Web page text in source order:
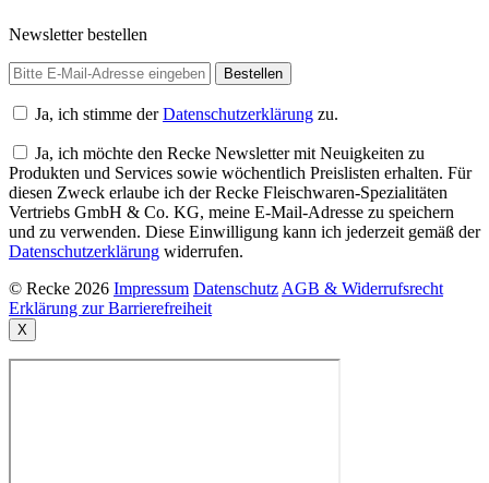
Newsletter bestellen
Ja, ich stimme derDatenschutzerklärung zu.
Ja, ich möchte den Recke Newsletter mit Neuigkeiten zu
Produkten und Services sowie wöchentlich Preislisten erhalten. Für
diesen Zweck erlaube ich der Recke Fleischwaren-Spezialitäten
Vertriebs GmbH & Co. KG, meine E-Mail-Adresse zu speichern
und zu verwenden. Diese Einwilligung kann ich jederzeit gemäß der
Datenschutzerklärung widerrufen.
© Recke 2026 Impressum Datenschutz AGB & Widerrufsrecht
Erklärung zur Barrierefreiheit
X